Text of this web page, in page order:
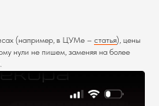
(например, в ЦУМе – статья), цены
нули не пишем, заменяя на более